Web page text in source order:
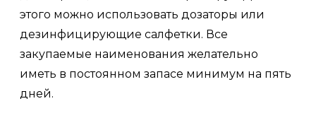
этого можно использовать дозаторы или
дезинфицирующие салфетки. Все
закупаемые наименования желательно
иметь в постоянном запасе минимум на пять
дней.